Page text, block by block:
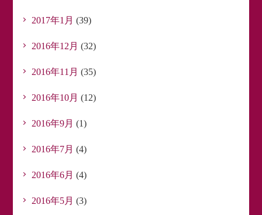
2017年1月 (39)
2016年12月 (32)
2016年11月 (35)
2016年10月 (12)
2016年9月 (1)
2016年7月 (4)
2016年6月 (4)
2016年5月 (3)